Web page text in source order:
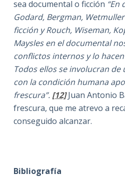
sea documental o ficción “En
Godard, Bergman,
ficción y Rouch, Wiseman,
Maysles en el documental
conflictos internos y lo
Todos ellos se involucran de
con la condición humana
frescura”. [12] Juan Antonio
frescura, que me atrevo a
conseguido alcanzar.
Bibliografía